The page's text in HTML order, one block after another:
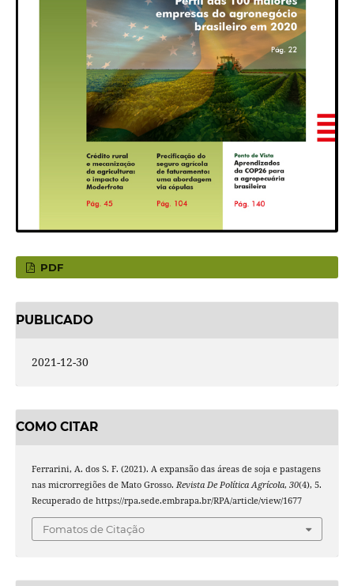
PDF
PUBLICADO
2021-12-30
COMO CITAR
Ferrarini, A. dos S. F. (2021). A expansão das áreas de soja e pastagens
nas microrregiões de Mato Grosso. Revista De Política Agrícola, 30(4), 5.
Recuperado de https://rpa.sede.embrapa.br/RPA/article/view/1677
Fomatos de Citação